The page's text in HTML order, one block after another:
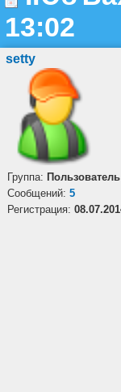
13:02
setty
Группа: Пользователь
Cообщений: 5
Регистрация: